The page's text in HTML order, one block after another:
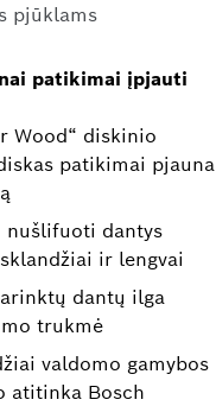
pjūklams
patikimai įpjauti
Wood“ diskinio
patikimai pjauna
nušlifuoti dantys
ir lengvai
dantų ilga
trukmė
valdomo gamybos
atitinka Bosch